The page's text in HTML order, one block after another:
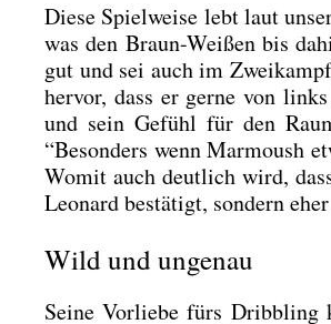
Die­se Spiel­wei­se lebt laut
was den Braun-Wei­ßen bis
gut und sei auch im
her­vor, dass er ger­ne von
und sein Gefühl für den
“Beson­ders wenn Mar­moush
Womit auch deut­lich wird,
Leo­nard bestä­tigt, son­dern
Wild und ungenau
Sei­ne Vor­lie­be fürs Dribb­ling